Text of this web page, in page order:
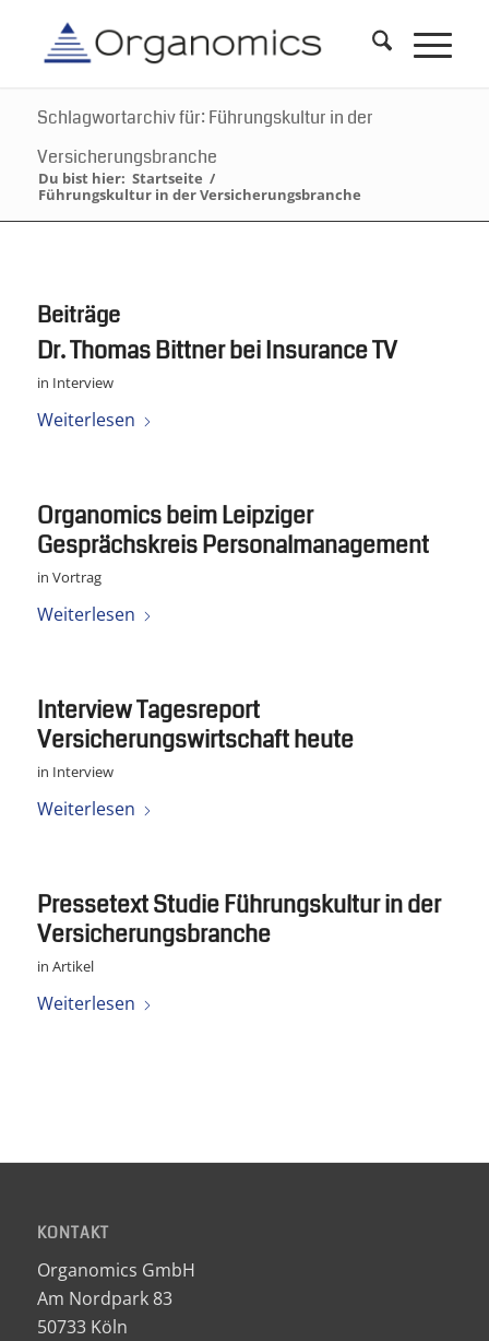
Schlagwortarchiv für: Führungskultur in der
Versicherungsbranche
Du bist hier: Startseite /
Führungskultur in der Versicherungsbranche
Beiträge
Dr. Thomas Bittner bei Insurance TV
in Interview
Weiterlesen
Organomics beim Leipziger
Gesprächskreis Personalmanagement
in Vortrag
Weiterlesen
Interview Tagesreport
Versicherungswirtschaft heute
in Interview
Weiterlesen
Pressetext Studie Führungskultur in der
Versicherungsbranche
in Artikel
Weiterlesen
KONTAKT
Organomics GmbH
Am Nordpark 83
50733 Köln